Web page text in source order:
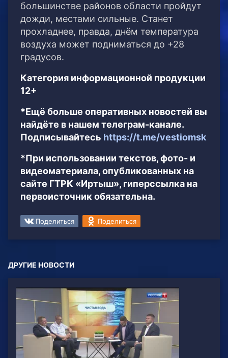
большинстве районов области пройдут
дожди, местами сильные. Станет
прохладнее, правда, днём температура
воздуха может подниматься до +28
градусов.
Категория информационной продукции
12+
*Ещё больше оперативных новостей вы
найдёте в нашем телеграм-канале.
Подписывайтесь https://t.me/vestiomsk
*При использовании текстов, фото- и
видеоматериала, опубликованных на
сайте ГТРК «Иртыш», гиперссылка на
первоисточник обязательна.
Поделиться Поделиться
ДРУГИЕ НОВОСТИ